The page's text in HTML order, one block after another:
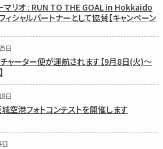
マリオ : RUN TO THE GOAL in Hokkaido
ィシャルパートナーとして協賛【キャンペーン
日
ャーター便が運航されます【9月8日(火)〜
日
空港フォトコンテストを開催します